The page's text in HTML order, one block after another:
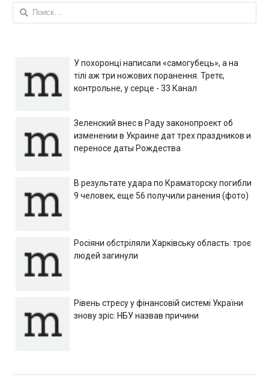
Найти:
У похоронці написали «самогубець», а на
тілі аж три ножових поранення. Третє,
контрольне, у серце - 33 Канал
Зеленский внес в Раду законопроект об
изменении в Украине дат трех праздников и
переносе даты Рождества
В результате удара по Краматорску погибли
9 человек, еще 56 получили ранения (фото)
Росіяни обстріляли Харківську область: троє
людей загинули
Рівень стресу у фінансовій системі України
знову зріс: НБУ назвав причини